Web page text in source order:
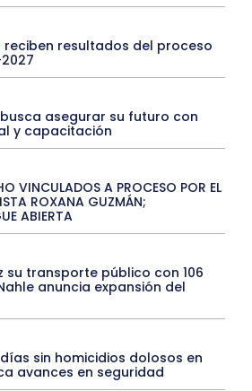
reciben resultados del proceso
asegurar su futuro con
y capacitación
VINCULADOS A PROCESO POR EL
ROXANA GUZMÁN;
ABIERTA
su transporte público con 106
anuncia expansión del
sin homicidios dolosos en
avances en seguridad